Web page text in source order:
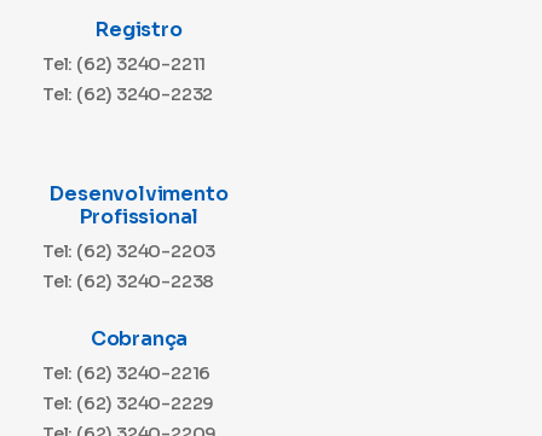
Registro
Tel: (62) 3240-2211
Tel: (62) 3240-2232
Desenvolvimento
Profissional
Tel: (62) 3240-2203
Tel: (62) 3240-2238
Cobrança
Tel: (62) 3240-2216
Tel: (62) 3240-2229